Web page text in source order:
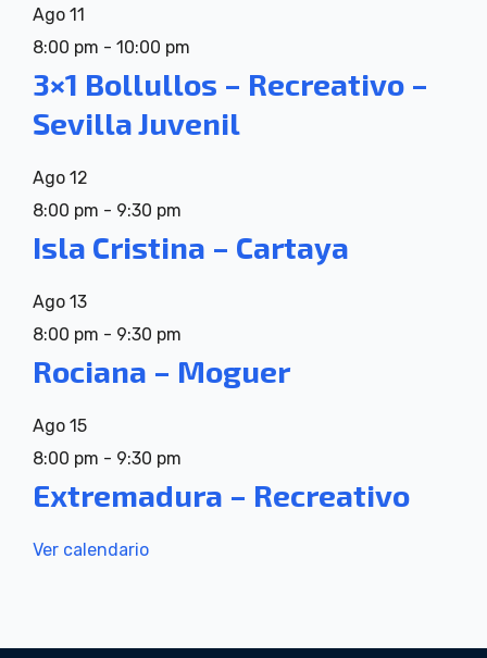
Ago 11
8:00 pm - 10:00 pm
3×1 Bollullos – Recreativo –
Sevilla Juvenil
Ago 12
8:00 pm - 9:30 pm
Isla Cristina – Cartaya
Ago 13
8:00 pm - 9:30 pm
Rociana – Moguer
Ago 15
8:00 pm - 9:30 pm
Extremadura – Recreativo
Ver calendario